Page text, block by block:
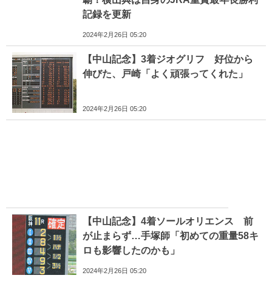
記録を更新
2024年2月26日 05:20
【中山記念】3着ジオグリフ 好位から
伸びた、戸崎「よく頑張ってくれた」
2024年2月26日 05:20
【中山記念】4着ソールオリエンス 前
が止まらず…手塚師「初めての重量58キ
ロも影響したのかも」
2024年2月26日 05:20